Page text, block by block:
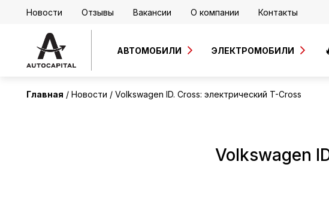
Новости Отзывы Вакансии О компании Контакты
АВТОМОБИЛИ ЭЛЕКТРОМОБИЛИ
Главная Новости Volkswagen ID. Cross: электрический T-Cross
Volkswagen